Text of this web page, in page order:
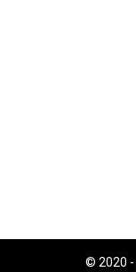
© 2020 -